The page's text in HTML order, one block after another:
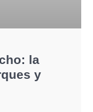
la
y